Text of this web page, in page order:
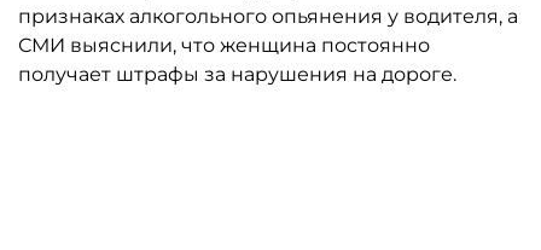
признаках алкогольного опьянения у водителя, а
СМИ выяснили, что женщина постоянно
получает штрафы за нарушения на дороге.